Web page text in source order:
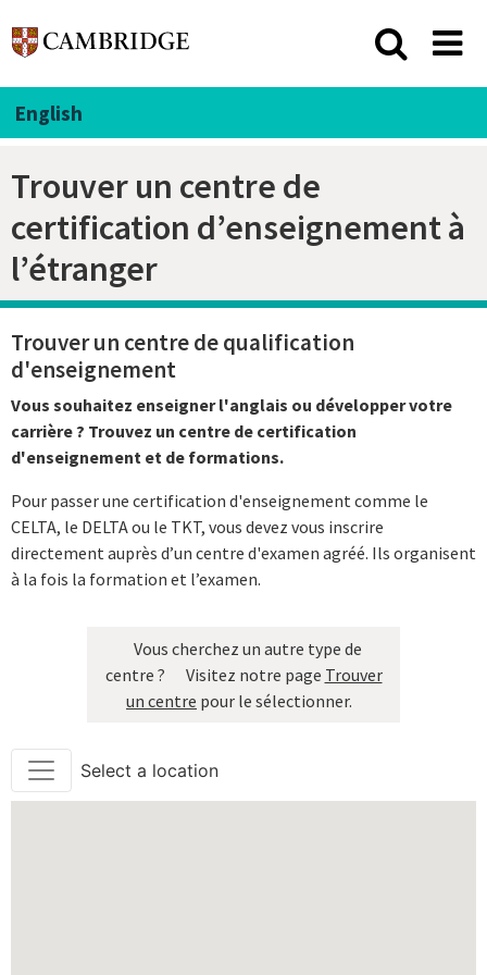
English
Trouver un centre de
certification d’enseignement à
l’étranger
Trouver un centre de qualification
d'enseignement
Vous souhaitez enseigner l'anglais ou développer votre
carrière ? Trouvez un centre de certification
d'enseignement et de formations.
Pour passer une certification d'enseignement comme le
CELTA, le DELTA ou le TKT, vous devez vous inscrire
directement auprès d’un centre d'examen agréé. Ils organisent
à la fois la formation et l’examen.
Vous cherchez un autre type de
centre ?
Visitez notre page Trouver
un centre pour le sélectionner.
Select a location